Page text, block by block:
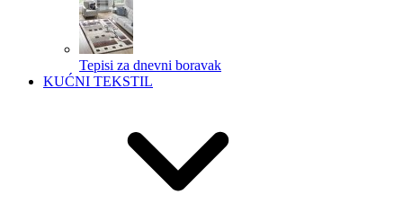
Tepisi za dnevni boravak
KUĆNI TEKSTIL